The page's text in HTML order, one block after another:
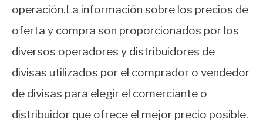
operación.La información sobre los precios de
oferta y compra son proporcionados por los
diversos operadores y distribuidores de
divisas utilizados por el comprador o vendedor
de divisas para elegir el comerciante o
distribuidor que ofrece el mejor precio posible.